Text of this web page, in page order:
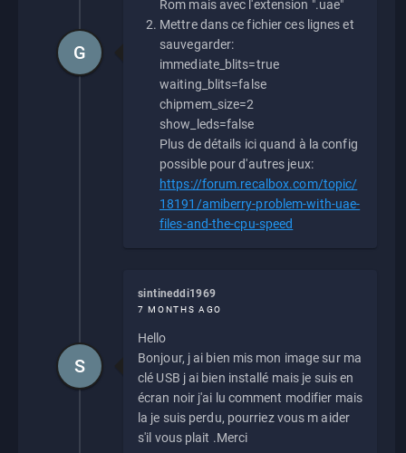
Rom mais avec l'extension ".uae"
Mettre dans ce fichier ces lignes et
sauvegarder:
immediate_blits=true
waiting_blits=false
chipmem_size=2
show_leds=false
Plus de détails ici quand à la config
possible pour d'autres jeux:
https://forum.recalbox.com/topic/
18191/amiberry-problem-with-uae-
files-and-the-cpu-speed
G
sintineddi1969
7 MONTHS AGO
Hello
Bonjour, j ai bien mis mon image sur ma
clé USB j ai bien installé mais je suis en
écran noir j'ai lu comment modifier mais
la je suis perdu, pourriez vous m aider
s'il vous plait .Merci
S